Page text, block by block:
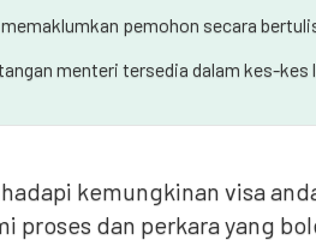
pemohon secara
menteri tersedia dalam kes-kes
kemungkinan visa
proses dan perkara yang